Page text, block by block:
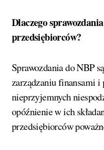
Dlaczego
przedsiębiorców?
Sprawozdania do NBP
zarządzaniu finansami i
nieprzyjemnych
opóźnienie w ich
przedsiębiorców